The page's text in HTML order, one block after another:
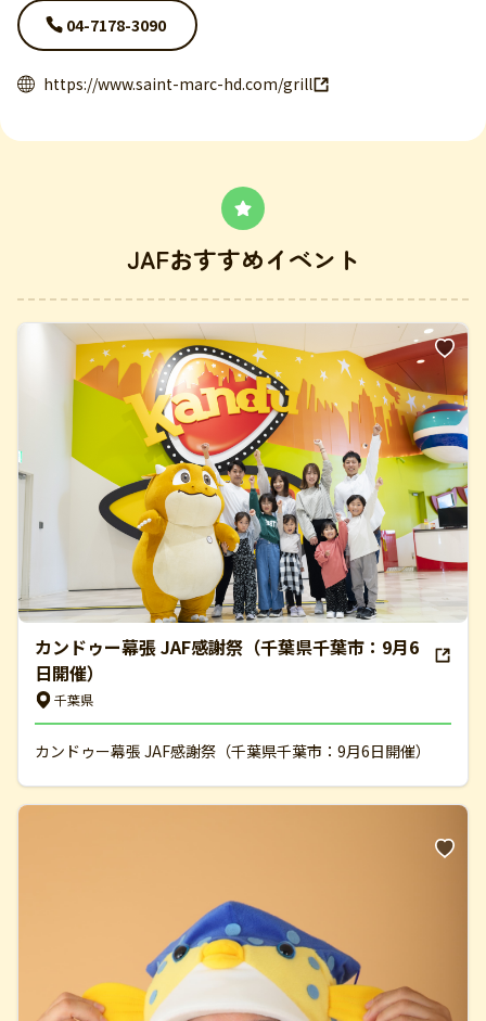
04-7178-3090
https://www.saint-marc-hd.com/grill
JAFおすすめイベント
カンドゥー幕張 JAF感謝祭（千葉県千葉市：9月6
日開催）
千葉県
カンドゥー幕張 JAF感謝祭（千葉県千葉市：9月6日開催）